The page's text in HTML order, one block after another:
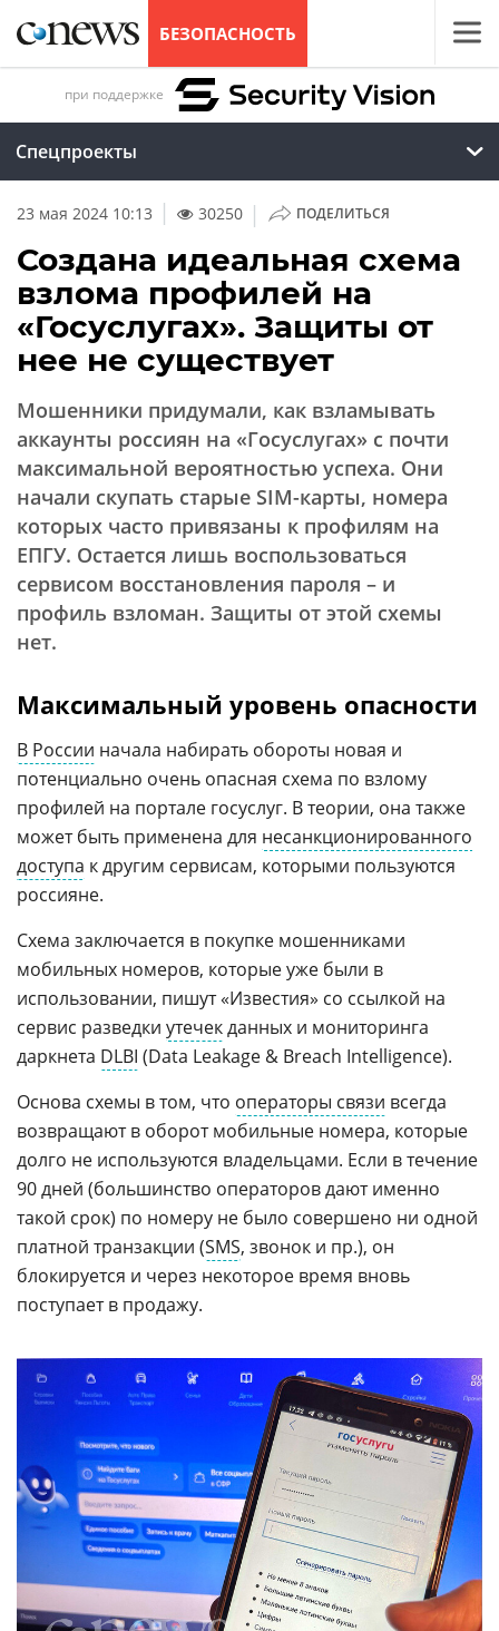
БЕЗОПАСНОСТЬ
при поддержке
Спецпроекты
23 мая 2024 10:13 30250 | ПОДЕЛИТЬСЯ
Создана идеальная схема
взлома профилей на
«Госуслугах». Защиты от
нее не существует
Мошенники придумали, как взламывать
аккаунты россиян на «Госуслугах» с почти
максимальной вероятностью успеха. Они
начали скупать старые SIM-карты, номера
которых часто привязаны к профилям на
ЕПГУ. Остается лишь воспользоваться
сервисом восстановления пароля – и
профиль взломан. Защиты от этой схемы
нет.
Максимальный уровень опасности
В России начала набирать обороты новая и
потенциально очень опасная схема по взлому
профилей на портале госуслуг. В теории, она также
может быть применена для несанкционированного
доступа к другим сервисам, которыми пользуются
россияне.
Схема заключается в покупке мошенниками
мобильных номеров, которые уже были в
использовании, пишут «Известия» со ссылкой на
сервис разведки утечекданных и мониторинга
даркнета DLBI (Data Leakage & Breach Intelligence).
Основа схемы в том, что операторы связи всегда
возвращают в оборот мобильные номера, которые
долго не используются владельцами. Если в течение
90 дней (большинство операторов дают именно
такой срок) по номеру не было совершено ни одной
платной транзакции (SMS, звонок и пр.), он
блокируется и через некоторое время вновь
поступает в продажу.